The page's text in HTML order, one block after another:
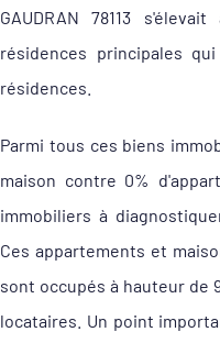
GAUDRAN 78113
résidences principales
résidences.
Parmi tous ces biens
maison contre 0%
immobiliers à diagnostiquer
Ces appartements et
sont occupés à hauteur de
locataires. Un point